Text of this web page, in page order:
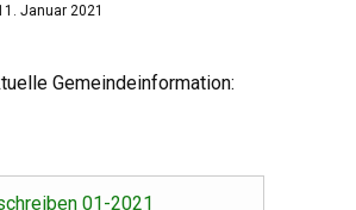
Januar 2021
Gemeindeinformation:
01-2021